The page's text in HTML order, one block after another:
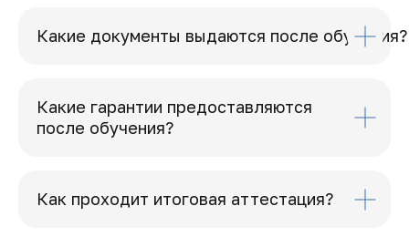
Какие документы выдаются после обучения?
Какие гарантии предоставляются
после обучения?
Как проходит итоговая аттестация?